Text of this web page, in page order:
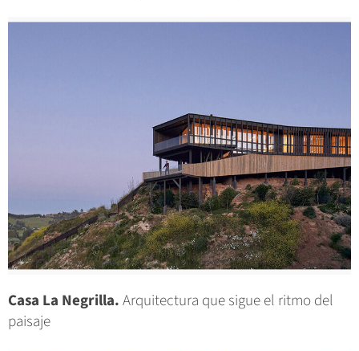
Casa La Negrilla.Arquitectura que sigue el ritmo del
paisaje